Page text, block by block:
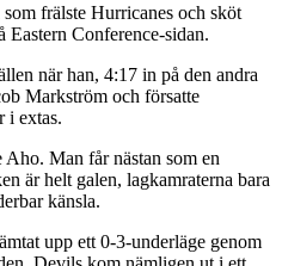
frälste Hurricanes och sköt
Eastern Conference-sidan.
när han, 4:17 in på den andra
Markström och försatte
i extas.
Man får nästan som en
är helt galen, lagkamraterna bara
känsla.
upp ett 0-3-underläge genom